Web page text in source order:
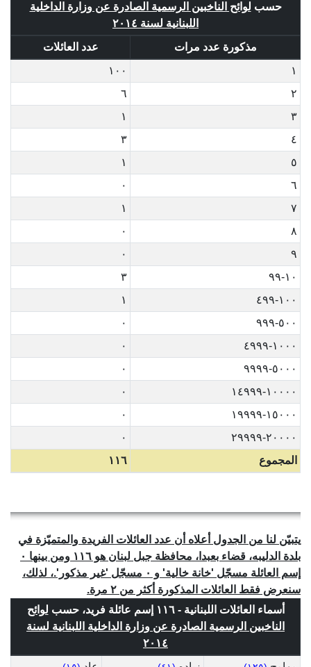
حسب لوائح الناخبين الرسمية الصادرة عن وزارة الداخلية
اللبنانية لسنة ٢٠١٤
مذكورة عدد مرات
عدد العائلات
١
١٠٠
٢
٦
٣
١
٤
٣
٥
١
٦
٠
٧
١
٨
٠
٩
٠
١٠-٩٩
٣
١٠٠-٤٩٩
١
٥٠٠-٩٩٩
٠
١٠٠٠-٤٩٩٩
٠
٥٠٠٠-٩٩٩٩
٠
١٠٠٠٠-١٤٩٩٩
٠
١٥٠٠٠-١٩٩٩٩
٠
٢٠٠٠٠-٢٩٩٩٩
٠
المجموع
١١٦
يتبيّن لنا من الجدول أعلاه أن عدد العائلات الفريدة والمتميّزة في
بلدة الدليبه، قضاء بعبدا، محافظة جبل لبنان هو ١١٦ ومن بينها ٠
إسم العائلة مسجّل 'خانة خالية' و ٠ مسجّل 'غير مذكور'.، لذلك،
سنعرض فقط العائلات المذكورة أكثر من ٢ مرة.
أسماء العائلات اللبنانية - ١١٦ إسم عائلة فريد، حسب
لوائح
الناخبين الرسمية الصادرة عن وزارة الداخلية اللبنانية لسنة
٢٠١٤